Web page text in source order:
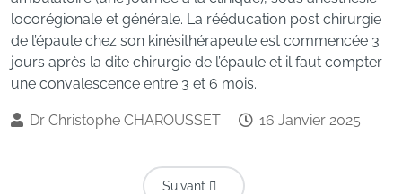
locorégionale et générale. La rééducation post chirurgie
de l’épaule chez son kinésithérapeute est commencée 3
jours après la dite chirurgie de l’épaule et il faut compter
une convalescence entre 3 et 6 mois.
Dr Christophe CHAROUSSET 16 Janvier 2025
Article Suivant : De La Tendinite À La
Suivant